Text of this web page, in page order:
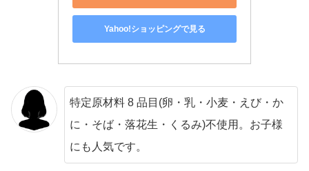
Yahoo!ショッピングで見る
特定原材料 8 品目(卵・乳・小麦・えび・か
に・そば・落花生・くるみ)不使用。お子様
にも人気です。